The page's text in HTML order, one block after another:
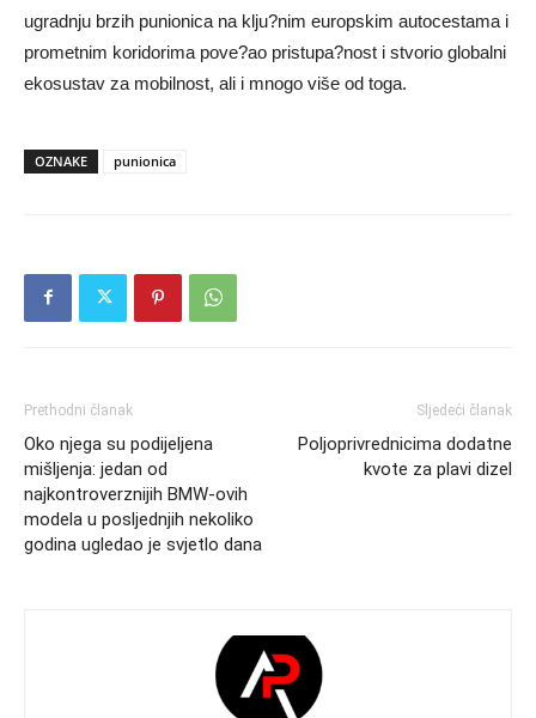
ugradnju brzih punionica na klju?nim europskim autocestama i
prometnim koridorima pove?ao pristupa?nost i stvorio globalni
ekosustav za mobilnost, ali i mnogo više od toga.
OZNAKE punionica
Prethodni članak
Oko njega su podijeljena
mišljenja: jedan od
najkontroverznijih BMW-ovih
modela u posljednjih nekoliko
godina ugledao je svjetlo dana
Sljedeći članak
Poljoprivrednicima dodatne
kvote za plavi dizel